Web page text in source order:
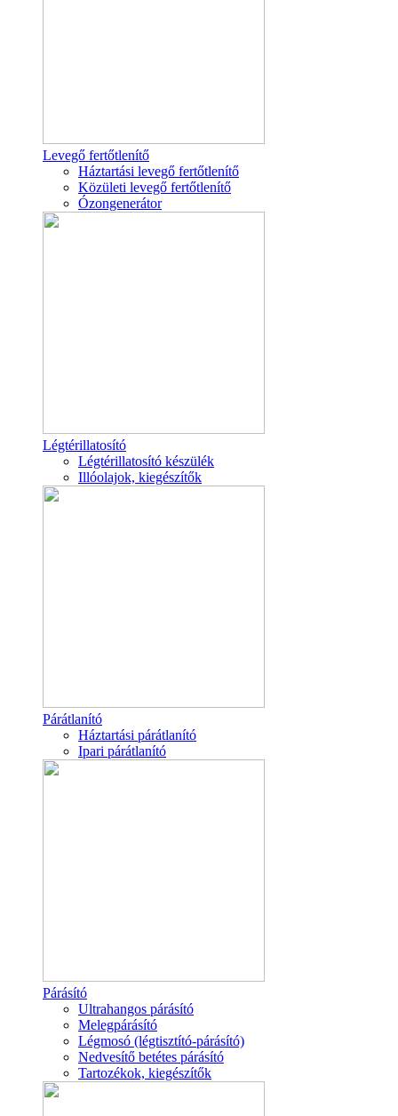
Levegő fertőtlenítő
Háztartási levegő fertőtlenítő
Közületi levegő fertőtlenítő
Ózongenerátor
Légtérillatosító
Légtérillatosító készülék
Illóolajok, kiegészítők
Párátlanító
Háztartási párátlanító
Ipari párátlanító
Párásító
Ultrahangos párásító
Melegpárásító
Légmosó (légtisztító-párásító)
Nedvesítő betétes párásító
Tartozékok, kiegészítők